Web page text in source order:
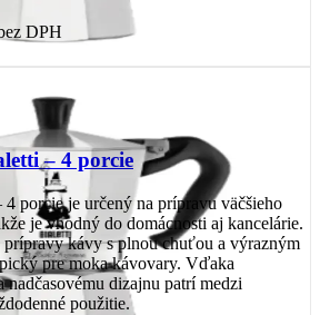
DPH
– 4 porcie
porcie je určený na prípravu väčšieho
je vhodný do domácnosti aj kancelárie.
prípravy kávy s plnou chuťou a výrazným
pre moka kávovary. Vďaka
nadčasovému dizajnu patrí medzi
použitie.